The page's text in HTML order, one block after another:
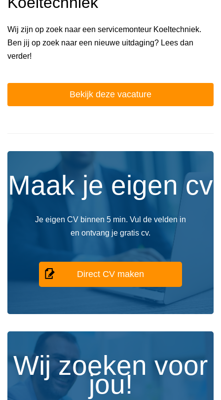
Wij zijn op zoek naar een servicemonteur Koeltechniek.
Ben jij op zoek naar een nieuwe uitdaging? Lees dan
verder!
Bekijk deze vacature
Maak je eigen cv
Je eigen CV binnen 5 min. Vul de velden in
en ontvang je gratis cv.
Direct CV maken
Wij zoeken voor
jou!